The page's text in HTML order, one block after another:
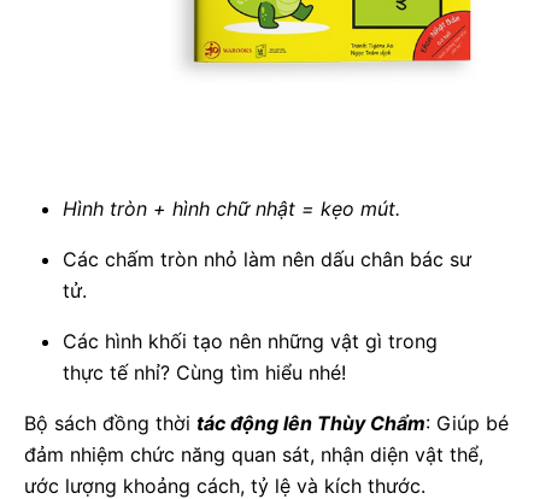
Hình tròn + hình chữ nhật = kẹo mút.
Các chấm tròn nhỏ làm nên dấu chân bác sư
tử.
Các hình khối tạo nên những vật gì trong
thực tế nhỉ? Cùng tìm hiểu nhé!
Bộ sách đồng thời tác động lên Thùy Chẩm: Giúp bé
đảm nhiệm chức năng quan sát, nhận diện vật thể,
ước lượng khoảng cách, tỷ lệ và kích thước.